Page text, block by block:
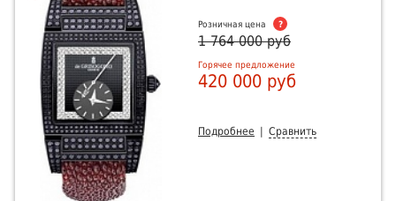
Розничная цена ?
1 764 000 руб
Горячее предложение
420 000 руб
Подробнее Сравнить